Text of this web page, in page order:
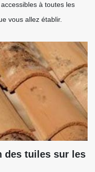
à toutes les
vous allez établir.
des tuiles sur les